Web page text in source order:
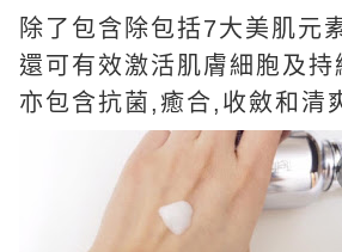
除了包含除包括7大美肌元
還可有效激活肌膚細胞及持
亦包含抗菌,癒合,收斂和清